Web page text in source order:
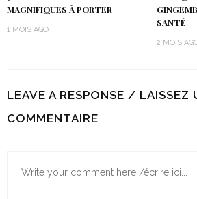
MAGNIFIQUES À PORTER
1 MOIS AGO
SANTÉ
2 MOIS
LEAVE A RESPONSE / LAISSEZ
COMMENTAIRE